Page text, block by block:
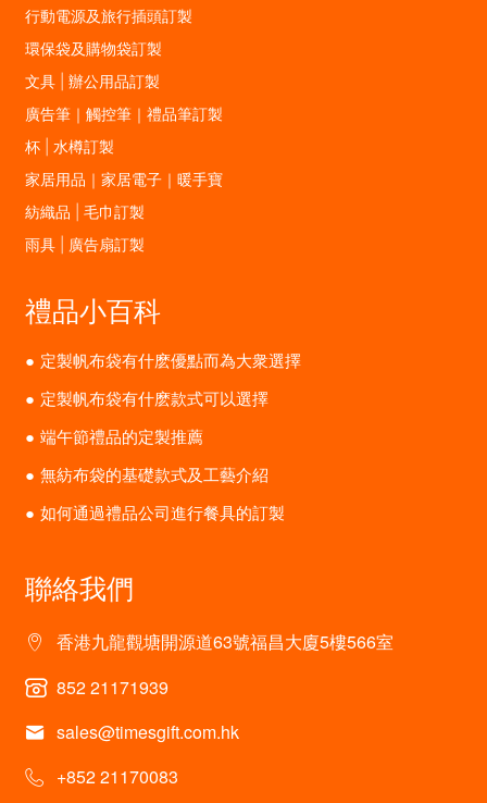
行動電源及旅行插頭訂製
環保袋及購物袋訂製
文具 | 辦公用品訂製
廣告筆｜觸控筆｜禮品筆訂製
杯 | 水樽訂製
家居用品｜家居電子｜暖手寶
紡織品 | 毛巾訂製
雨具 | 廣告扇訂製
禮品小百科
定製帆布袋有什麽優點而為大衆選擇
定製帆布袋有什麽款式可以選擇
端午節禮品的定製推薦
無紡布袋的基礎款式及工藝介紹
如何通過禮品公司進行餐具的訂製
聯絡我們
香港九龍觀塘開源道63號福昌大廈5樓566室
852 21171939
sales@timesgift.com.hk
+852 21170083